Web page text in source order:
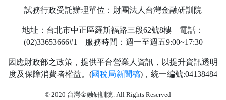
試務行政受託辦理單位：財團法人台灣金融研訓院
地址：台北市中正區羅斯福路三段62號8樓 電話：
(02)33653666#1 服務時間：週一至週五9:00~17:30
因應財政部之政策，提供平台營業人資訊，以提升資訊透明
度及保障消費者權益。(國稅局新聞稿)，統一編號:04138484
© 2020 台灣金融研訓院. All Rights Reserved